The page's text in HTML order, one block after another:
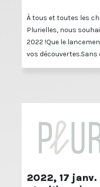
À tous et toutes les
Plurielles, nous
2022 !Que le
vos découvertes.Sans
2022, 17